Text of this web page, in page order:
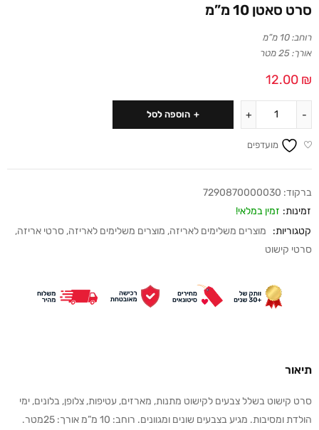
סרט סאטן 10 מ”מ
רוחב: 10 מ”מ
אורך: 25 מטר
12.00 ₪
הוספה לסל
מועדפים
ברקוד: 7290870000030
זמינות: זמין במלאי!
קטגוריות:
מוצרים משלימים לאריזה, מוצרים משלימים לאריזה, סרטי אריזה,
סרטי קישוט
תיאור
סרט קישוט בשלל צבעים לקישוט מתנות, מארזים, עטיפות, צלופן, בלונים, ימי
הולדת ומסיבות. מגיע בצבעים שונים ומגוונים. רוחב: 10 מ”מ אורך: 25מטר.